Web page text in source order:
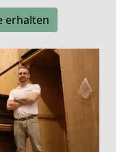
erhalten